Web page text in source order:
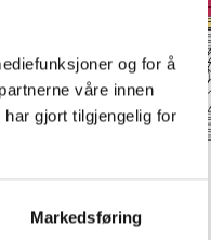
og for å
våre innen
gjort tilgjengelig for
Markedsføring
speilvendt)